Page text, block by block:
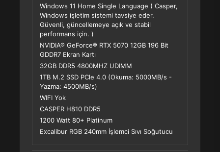
Windows 11 Home Single Language ( Casper,
Windows işletim sistemi tavsiye eder.
Güvenli, güncellemeye açık ve stabil
performans için. )
NVIDIA® GeForce® RTX 5070 12GB 196 Bit
GDDR7 Ekran Kartı
32GB DDR5 4800MHZ UDIMM
1TB M.2 SSD PCle 4.0 (Okuma: 5000MB/s -
Yazma: 4500MB/s)
WIFI Yok
CASPER H810 DDR5
1200 Watt 80+ Platinum
Excalibur RGB 240mm İşlemci Sıvı Soğutucu